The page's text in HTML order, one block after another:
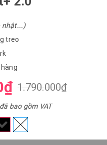
nhật...)
treo
hàng
1.790.000₫
bao gồm VAT